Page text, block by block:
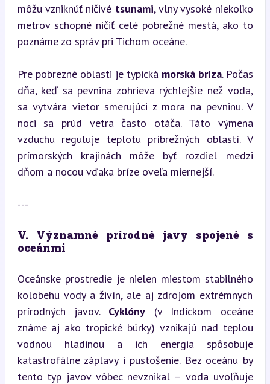
môžu vzniknúť ničivé tsunami, vlny vysoké niekoľko
metrov schopné ničiť celé pobrežné mestá, ako to
poznáme zo správ pri Tichom oceáne.
Pre pobrezné oblasti je typická morská bríza. Počas
dňa, keď sa pevnina zohrieva rýchlejšie než voda,
sa vytvára vietor smerujúci z mora na pevninu. V
noci sa prúd vetra často otáča. Táto výmena
vzduchu reguluje teplotu príbrežných oblastí. V
prímorských krajinách môže byť rozdiel medzi
dňom a nocou vďaka bríze oveľa miernejší.
---
V. Významné prírodné javy spojené s
oceánmi
Oceánske prostredie je nielen miestom stabilného
kolobehu vody a živín, ale aj zdrojom extrémnych
prírodných javov. Cyklóny (v Indickom oceáne
známe aj ako tropické búrky) vznikajú nad teplou
vodnou hladinou a ich energia spôsobuje
katastrofálne záplavy i pustošenie. Bez oceánu by
tento typ javov vôbec nevznikal – voda uvoľňuje